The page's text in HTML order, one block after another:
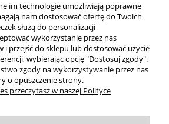
im technologie umożliwiają poprawne
nam dostosować ofertę do Twoich
służą do personalizacji
wykorzystanie przez nas
i przejść do sklepu lub dostosować użycie
wybierając opcję "Dostosuj zgody".
zgody na wykorzystywanie przez nas
o opuszczenie strony.
przeczytasz w naszej Polityce